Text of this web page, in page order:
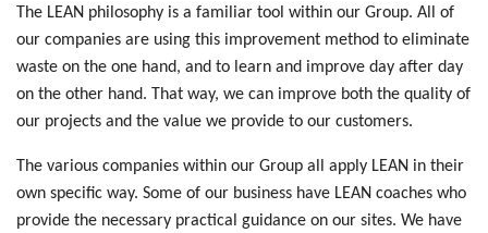
The LEAN philosophy is a familiar tool within our Group. All of
our companies are using this improvement method to eliminate
waste on the one hand, and to learn and improve day after day
on the other hand. That way, we can improve both the quality of
our projects and the value we provide to our customers.
The various companies within our Group all apply LEAN in their
own specific way. Some of our business have LEAN coaches who
provide the necessary practical guidance on our sites. We have